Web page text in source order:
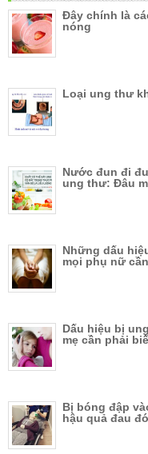
Đây chính là
nóng
Loại ung thư
Nước đun đi
ung thư: Đâu
Những dấu
mọi phụ nữ
Dấu hiệu bị
mẹ cần phải
Bị bóng đập
hậu quả đau